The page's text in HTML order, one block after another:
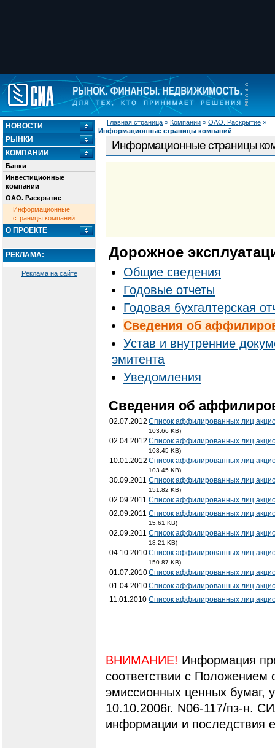
Главная страница » Компании » ОАО. Раскрытие »
Информационные страницы компаний
НОВОСТИ
РЫНКИ
КОМПАНИИ
Банки
Инвестиционные
компании
ОАО. Раскрытие
Информационные
страницы компаний
О ПРОЕКТЕ
РЕКЛАМА:
Реклама на сайте
Информационные страницы
Дорожное
Общие сведения
Годовые отчеты
Годовая бухгалтерская
Cведения об
Устав и внутренние
эмитента
Уведомления
Cведения об
02.07.2012 Список аффилированных лиц
103.66 KB)
02.04.2012 Список аффилированных лиц
103.45 KB)
10.01.2012 Список аффилированных лиц
103.45 KB)
30.09.2011 Список аффилированных лиц
151.82 KB)
02.09.2011 Список аффилированных лиц
02.09.2011 Список аффилированных лиц
15.61 KB)
02.09.2011 Список аффилированных лиц
18.21 KB)
04.10.2010Список аффилированных лиц
150.87 KB)
01.07.2010Список аффилированных лиц
01.04.2010Список аффилированных лиц
11.01.2010 Список аффилированных лиц
ВНИМАНИЕ! Информация
соответствии с
эмиссионных ценных
10.10.2006г. N06-117/пз-н.
информации и последствия